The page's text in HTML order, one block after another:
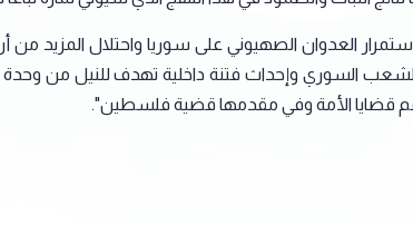
العدوان الصهيوني على سوريا واحتلال المزيد من
السوري وإحداث فتنة داخلية تهدف للنيل من وحدة
قضايا الأمة وفي مقدمها قضية فلسطين".